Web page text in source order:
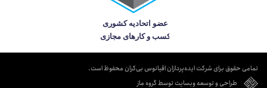
تمامی حقوق برای شرکت ایده‌پردازان اقیانوس بی‌کران محفوظ است.
طراحی و توسعه وبسایت توسط گروه ماز